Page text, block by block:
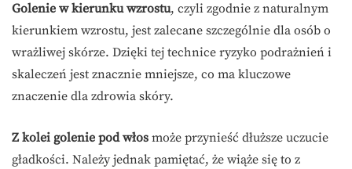
Golenie w kierunku wzrostu, czyli zgodnie z naturalnym
kierunkiem wzrostu, jest zalecane szczególnie dla osób o
wrażliwej skórze. Dzięki tej technice ryzyko podrażnień i
skaleczeń jest znacznie mniejsze, co ma kluczowe
znaczenie dla zdrowia skóry.
Z kolei golenie pod włos może przynieść dłuższe uczucie
gładkości. Należy jednak pamiętać, że wiąże się to z